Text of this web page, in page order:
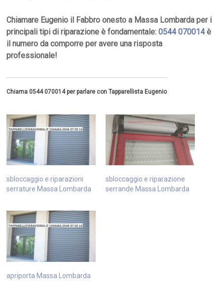
Chiamare Eugenio il Fabbro onesto a Massa Lombarda per i
principali tipi di riparazione è fondamentale:0544 070014è
il numero da comporre per avere una risposta
professionale!
Chiama 0544 070014 per parlare con Tapparellista Eugenio
sbloccaggio e riparazioni
serrature Massa Lombarda
sbloccaggio e riparazione
serrande Massa Lombarda
apriporta Massa Lombarda